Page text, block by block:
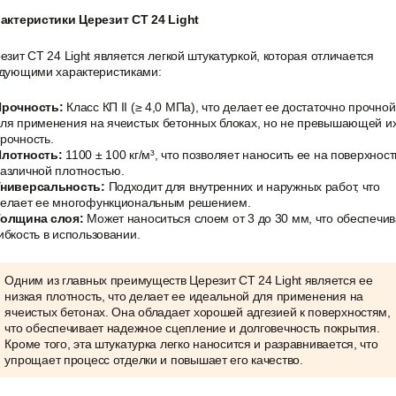
Церезит CT 24 Light
CT 24 Light является легкой штукатуркой, которая отличается
характеристиками:
Класс КП II (≥ 4,0 МПа), что делает ее достаточно прочной
применения на ячеистых бетонных блоках, но не превышающей
1100 ± 100 кг/м³, что позволяет наносить ее на
плотностью.
Подходит для внутренних и наружных работ, что
ее многофункциональным решением.
слоя: Может наноситься слоем от 3 до 30 мм, что
в использовании.
Одним из главных преимуществ Церезит CT 24 Light является ее
низкая плотность, что делает ее идеальной для применения на
ячеистых бетонах. Она обладает хорошей адгезией к поверхностям,
что обеспечивает надежное сцепление и долговечность покрытия.
Кроме того, эта штукатурка легко наносится и разравнивается, что
упрощает процесс отделки и повышает его качество.